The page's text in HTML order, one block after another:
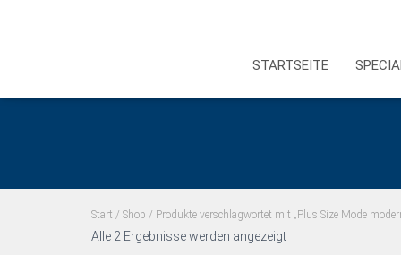
STARTSEITE
Start / Shop / Produkte verschlagwortet mit „Plus Size Mode
Alle 2 Ergebnisse werden angezeigt